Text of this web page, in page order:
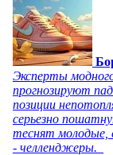
Эксперты
прогнозируют
позиции
серьезно
теснят молодые,
- челленджеры.